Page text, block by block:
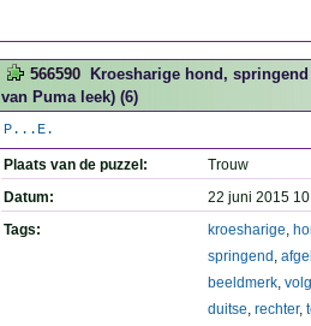
566590
Kroesharige hond,
van Puma leek) (6)
P...E.
Plaats van de puzzel:
Trouw
Datum:
22 juni 2015
Tags:
kroesharige,
springend ,
beeldmerk,
duitse, rechter,